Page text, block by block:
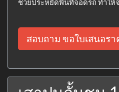
ช่วยประหยัดพื้นที่จอดรถ ทำใ
สอบถาม ขอใบเสนอรา